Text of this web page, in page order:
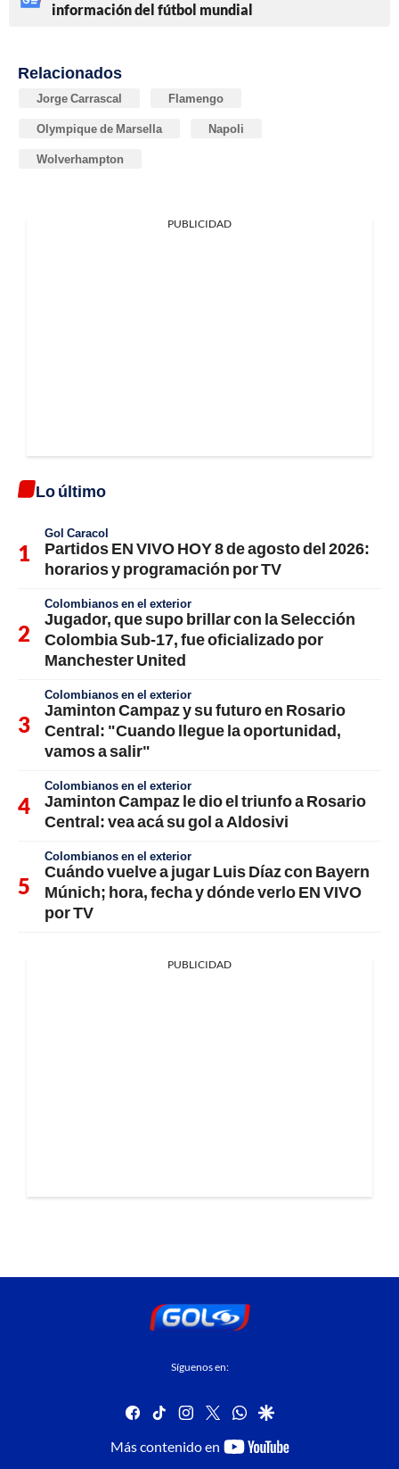
información del fútbol mundial
Relacionados
Jorge Carrascal Flamengo
Olympique de Marsella Napoli
Wolverhampton
PUBLICIDAD
Lo último
Gol Caracol
Partidos EN VIVO HOY 8 de agosto del 2026:
horarios y programación por TV
Colombianos en el exterior
Jugador, que supo brillar con la Selección
Colombia Sub-17, fue oficializado por
Manchester United
Colombianos en el exterior
Jaminton Campaz y su futuro en Rosario
Central: "Cuando llegue la oportunidad,
vamos a salir"
Colombianos en el exterior
Jaminton Campaz le dio el triunfo a Rosario
Central: vea acá su gol a Aldosivi
Colombianos en el exterior
Cuándo vuelve a jugar Luis Díaz con Bayern
Múnich; hora, fecha y dónde verlo EN VIVO
por TV
PUBLICIDAD
Síguenos en:
facebook
tiktok instagram
twitterwhatsapp
google
Más contenido en
youtube-